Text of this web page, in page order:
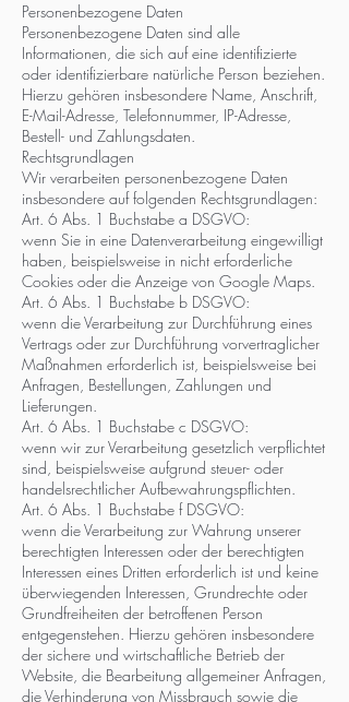
Personenbezogene Daten
Personenbezogene Daten sind alle
Informationen, die sich auf eine identifizierte
oder identifizierbare natürliche Person beziehen.
Hierzu gehören insbesondere Name, Anschrift,
E-Mail-Adresse, Telefonnummer, IP-Adresse,
Bestell- und Zahlungsdaten.
Rechtsgrundlagen
Wir verarbeiten personenbezogene Daten
insbesondere auf folgenden Rechtsgrundlagen:
Art. 6 Abs. 1 Buchstabe a DSGVO:
wenn Sie in eine Datenverarbeitung eingewilligt
haben, beispielsweise in nicht erforderliche
Cookies oder die Anzeige von Google Maps.
Art. 6 Abs. 1 Buchstabe b DSGVO:
wenn die Verarbeitung zur Durchführung eines
Vertrags oder zur Durchführung vorvertraglicher
Maßnahmen erforderlich ist, beispielsweise bei
Anfragen, Bestellungen, Zahlungen und
Lieferungen.
Art. 6 Abs. 1 Buchstabe c DSGVO:
wenn wir zur Verarbeitung gesetzlich verpflichtet
sind, beispielsweise aufgrund steuer- oder
handelsrechtlicher Aufbewahrungspflichten.
Art. 6 Abs. 1 Buchstabe f DSGVO:
wenn die Verarbeitung zur Wahrung unserer
berechtigten Interessen oder der berechtigten
Interessen eines Dritten erforderlich ist und keine
überwiegenden Interessen, Grundrechte oder
Grundfreiheiten der betroffenen Person
entgegenstehen. Hierzu gehören insbesondere
der sichere und wirtschaftliche Betrieb der
Website, die Bearbeitung allgemeiner Anfragen,
die Verhinderung von Missbrauch sowie die